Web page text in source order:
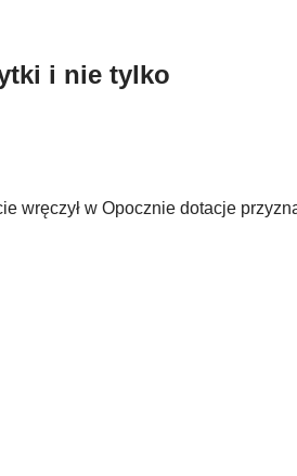
i nie tylko
wręczył w Opocznie dotacje